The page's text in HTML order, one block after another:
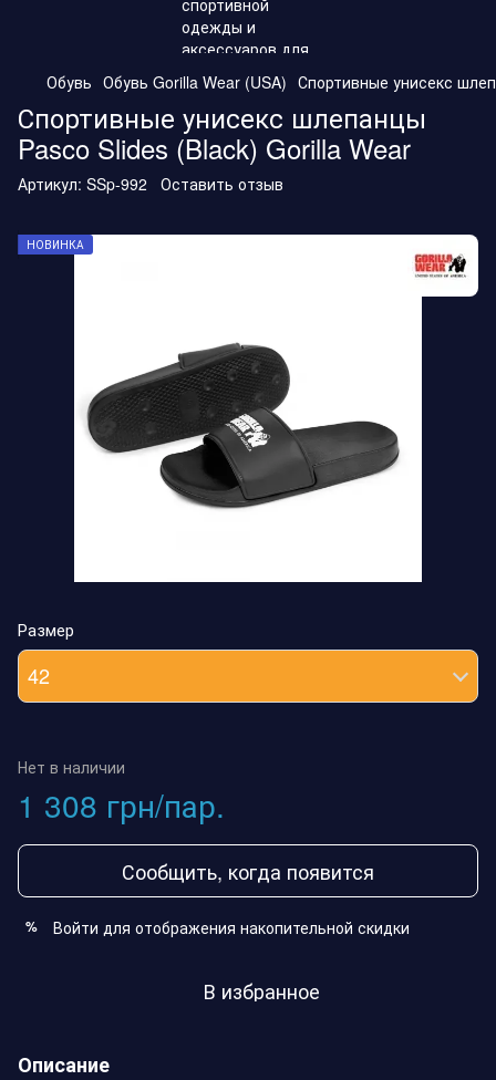
Обувь Обувь Gorilla Wear (USA) Спортивные унисекс
Спортивные унисекс шлепанцы
Pasco Slides (Black) Gorilla Wear
Артикул: SSp-992 Оставить отзыв
НОВИНКА
Размер
42
Нет в наличии
1 308 грн/пар.
Сообщить, когда появится
% Войти для отображения накопительной скидки
В избранное
Описание